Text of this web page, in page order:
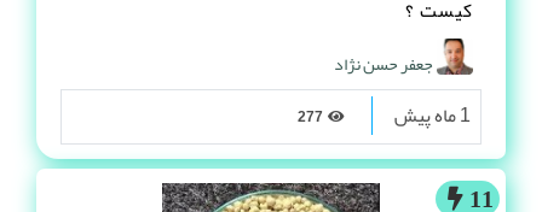
کیست ؟
جعفر حسن نژاد
1 ماه پیش
11